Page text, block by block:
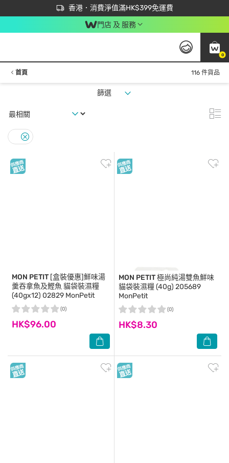
香港．消費淨值滿HK$399免運費
立即成為易賞錢會員盡享獨家優惠
首次APP下單買滿$450 輸入 NEWAPP 即減$50
門店 及 服務
0
首頁 116 件貨品
篩選
MON PETIT [盒裝優惠]鮮味湯
羹吞拿魚及鰹魚 貓袋裝濕糧
(40gx12) 02829 MonPetit
HK$96.00
(0)
MON PETIT極尚純湯雙魚鮮味
貓袋裝濕糧 (40g) 205689
MonPetit
HK$8.30
(0)